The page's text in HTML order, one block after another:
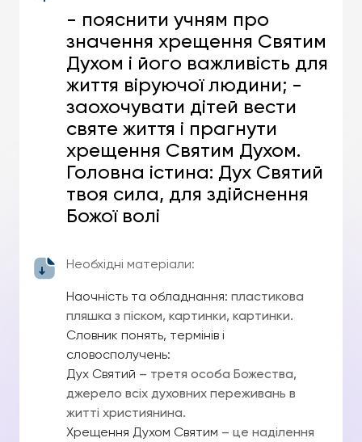
- пояснити учням про
значення хрещення Святим
Духом і його важливість для
життя віруючої людини; -
заохочувати дітей вести
святе життя і прагнути
хрещення Святим Духом.
Головна істина: Дух Святий
твоя сила, для здійснення
Божої волі
Необхідні матеріали:
Наочність та обладнання: пластикова
пляшка з піском, картинки, картинки.
Словник понять, термінів і
словосполучень:
Дух Святий – третя особа Божества,
джерело всіх духовних переживань в
житті християнина.
Хрещення Духом Святим – це наділення